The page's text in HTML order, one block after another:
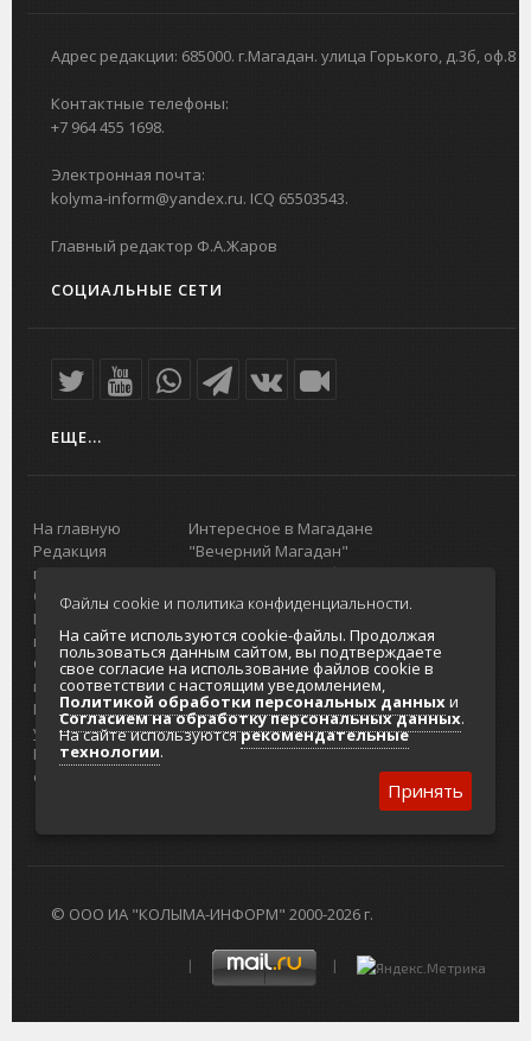
Адрес редакции: 685000. г.Магадан. улица Горького, д.3б, оф.8
Контактные телефоны:
+7 964 455 1698.
Электронная почта:
kolyma-inform@yandex.ru. ICQ 65503543.
Главный редактор Ф.А.Жаров
СОЦИАЛЬНЫЕ СЕТИ
ЕЩЕ...
На главную
Редакция
портала
О проекте
Реклама на
портале
Отзывы и
предложения
Интернет-
услуги
Разработка
сайтов
Интересное в Магадане
"Вечерний Магадан"
Городская доска объявлений
Реклама
Главный туристический портал
Колымы
Политика в отношении обработки
персональных данных
Согласие на обработку персональных
данных
© ООО ИА "КОЛЫМА-ИНФОРМ" 2000-2026 г.
Файлы cookie и политика конфиденциальности.
На сайте используются cookie-файлы. Продолжая
пользоваться данным сайтом, вы подтверждаете
свое согласие на использование файлов cookie в
соответствии с настоящим уведомлением,
Политикой обработки персональных данныхи
Согласием на обработку персональных данных.
На сайте используютсярекомендательные
технологии.
Принять